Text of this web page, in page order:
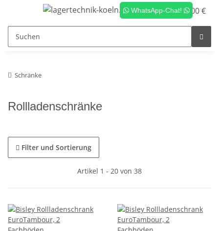
WhatsApp-Chat! 0,00 €
Schränke
Rollladenschränke
Filter und Sortierung
Artikel 1 - 20 von 38